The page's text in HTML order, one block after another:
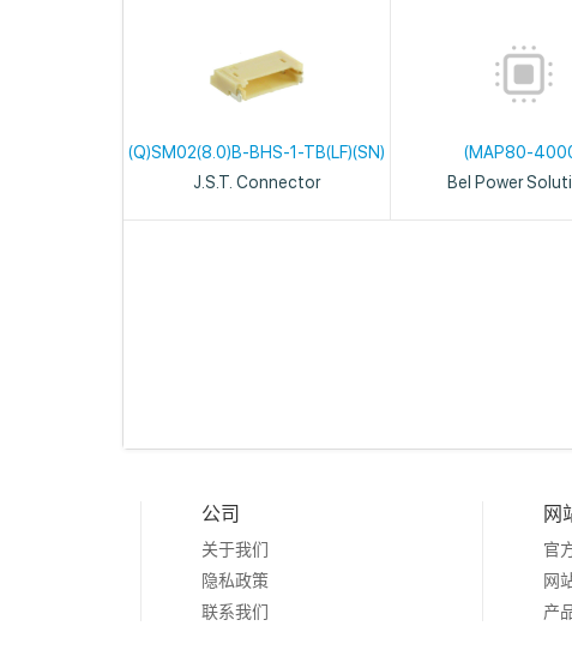
(Q)SM02(8.0)B-BHS-1-TB(LF)(SN)
J.S.T. Connector
(MAP80-
Bel Power
公司
关于我们
隐私政策
联系我们
网
官
网
产